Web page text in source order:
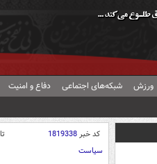
ورزش شبکه‌های اجتماعی دفاع و امنیت
کد خبر1819338
سیاست